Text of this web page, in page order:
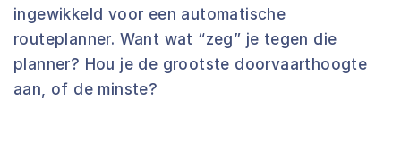
ingewikkeld voor een automatische
routeplanner. Want wat “zeg” je tegen die
planner? Hou je de grootste doorvaarthoogte
aan, of de minste?